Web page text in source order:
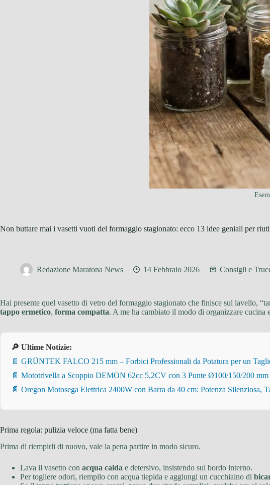
Non buttare mai i vasetti vuoti del formaggio stagionato: ecco 13 idee geniali per
Redazione Maratona News 14 Febbraio 2026 Consigli e
Hai presente quel vasetto di vetro del formaggio stagionato che finisce sul lavello,
tappo ermetico, forma compatta. A me ha cambiato il modo di organizzare cucina
🔎 Ultime Notizie:
📄 GRÜNTEK FALCO 215 mm – Forbici Professionali da Potatura per un
📄 Mototrivella a Scoppio DEMON 62cc 5,2CV con 3 Punte Ø100/150/200
📄 Oregon Motosega Elettrica 2400W con Barra da 40 cm: Potenza Silenziosa,
Prima regola: pulizia veloce (ma fatta bene)
Prima di riempirli di nuovo, vale la pena partire in modo sicuro.
Lava il vasetto con acqua calda e detersivo, insistendo sul bordo interno.
Per togliere odori, riempilo con acqua tiepida e aggiungi un cucchiaino di